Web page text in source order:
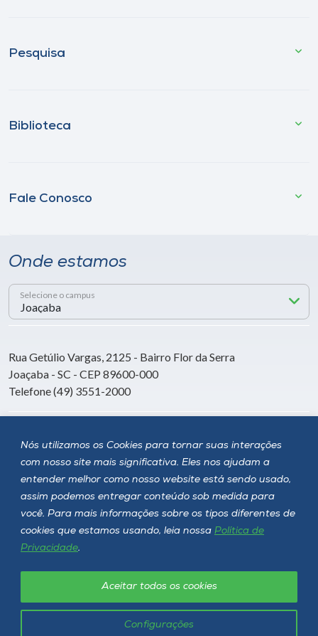
Nós utilizamos os Cookies para tornar suas interações
com nosso site mais significativa. Eles nos ajudam a
entender melhor como nosso website está sendo usado,
assim podemos entregar conteúdo sob medida para
você. Para mais informações sobre os tipos diferentes de
cookies que estamos usando, leia nossa Política de
Privacidade.
Configurações
Aceitar todos os cookies
Pesquisa
Biblioteca
Fale Conosco
Onde estamos
Selecione o campus
Rua Getúlio Vargas, 2125 - Bairro Flor da Serra
Joaçaba - SC - CEP 89600-000
Telefone (49) 3551-2000
Siga a Unoesc
Unoesc © 2026 - Todos os direitos reservados
Política de privacidade LGPD